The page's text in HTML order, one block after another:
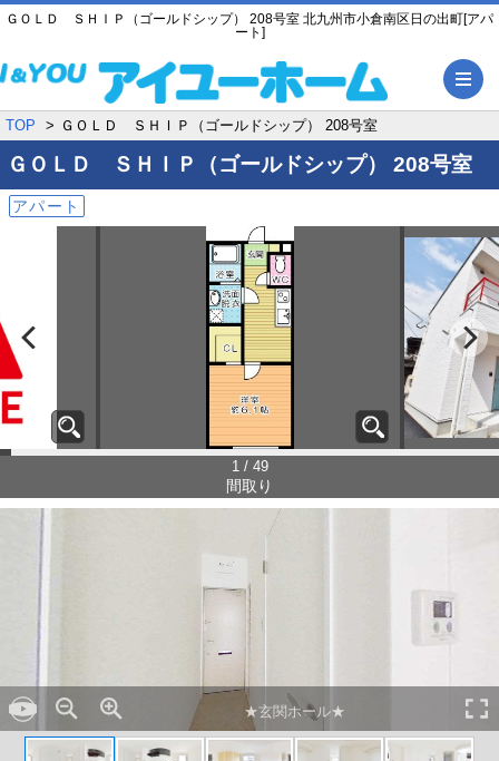
ＧＯＬＤ ＳＨＩＰ（ゴールドシップ） 208号室 北九州市小倉南区日の出町[アパ
ート]
TOP ＧＯＬＤ ＳＨＩＰ（ゴールドシップ） 208号室
ＧＯＬＤ ＳＨＩＰ（ゴールドシップ） 208号室
アパート
1 / 49
間取り
★玄関ホール★